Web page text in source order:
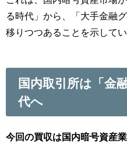
る時代」から、「大手金融
移りつつあることを示して
国内取引所は「金
代へ
今回の買収は国内暗号資産